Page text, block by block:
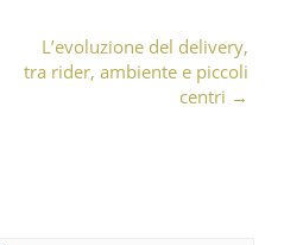
L’evoluzione del delivery,
tra rider, ambiente e piccoli
centri →